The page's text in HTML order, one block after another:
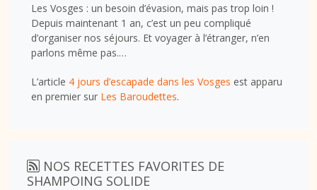
Les Vosges : un besoin d’évasion, mais pas trop loin !
Depuis maintenant 1 an, c’est un peu compliqué
d’organiser nos séjours. Et voyager à l’étranger, n’en
parlons même pas.…
L’article 4 jours d’escapade dans les Vosges est apparu
en premier sur Les Baroudettes.
NOS RECETTES FAVORITES DE
SHAMPOING SOLIDE